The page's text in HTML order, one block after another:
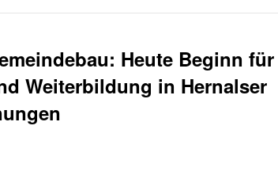
Heute Beginn für
Weiterbildung in Hernalser